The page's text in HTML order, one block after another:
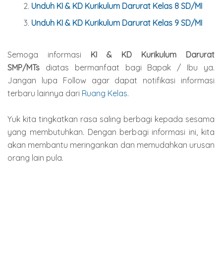
Unduh KI & KD Kurikulum Darurat Kelas 8 SD/MI
Unduh KI & KD Kurikulum Darurat Kelas 9 SD/MI
Semoga informasi KI & KD Kurikulum Darurat
SMP/MTs diatas bermanfaat bagi Bapak / Ibu ya.
Jangan lupa Follow agar dapat notifikasi informasi
terbaru lainnya dari Ruang Kelas.
Yuk kita tingkatkan rasa saling berbagi kepada sesama
yang membutuhkan. Dengan berbagi informasi ini, kita
akan membantu meringankan dan memudahkan urusan
orang lain pula.